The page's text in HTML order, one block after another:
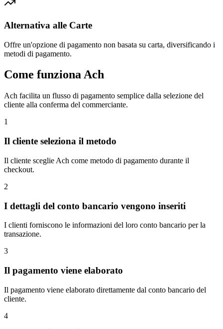
Alternativa alle Carte
Offre un'opzione di pagamento non basata su carta, diversificando i
metodi di pagamento.
Come funziona Ach
Ach facilita un flusso di pagamento semplice dalla selezione del
cliente alla conferma del commerciante.
1
Il cliente seleziona il metodo
Il cliente sceglie Ach come metodo di pagamento durante il
checkout.
2
I dettagli del conto bancario vengono inseriti
I clienti forniscono le informazioni del loro conto bancario per la
transazione.
3
Il pagamento viene elaborato
Il pagamento viene elaborato direttamente dal conto bancario del
cliente.
4